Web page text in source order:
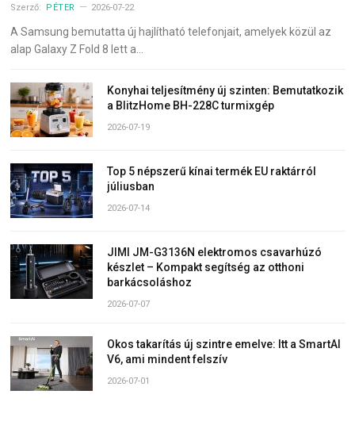
Szerző: PÉTER 2026-07-22
A Samsung bemutatta új hajlítható telefonjait, amelyek közül az
alap Galaxy Z Fold 8 lett a…
Konyhai teljesítmény új szinten: Bemutatkozik
a BlitzHome BH-228C turmixgép
2026-07-19
Top 5 népszerű kínai termék EU raktárról
júliusban
2026-07-14
JIMI JM-G3136N elektromos csavarhúzó
készlet – Kompakt segítség az otthoni
barkácsoláshoz
2026-07-07
Okos takarítás új szintre emelve: Itt a SmartAI
V6, ami mindent felszív
2026-07-01